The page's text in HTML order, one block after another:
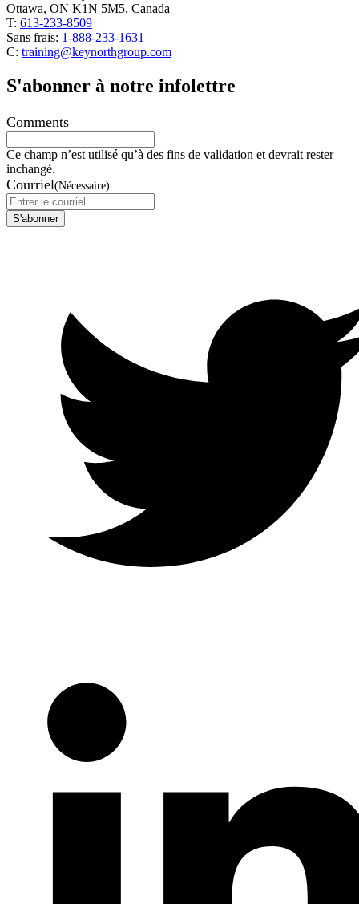
Ottawa, ON K1N 5M5, Canada
T: 613-233-8509
Sans frais: 1-888-233-1631
C: training@keynorthgroup.com
S'abonner à notre infolettre
Comments
Ce champ n’est utilisé qu’à des fins de validation et devrait rester
inchangé.
Courriel(Nécessaire)